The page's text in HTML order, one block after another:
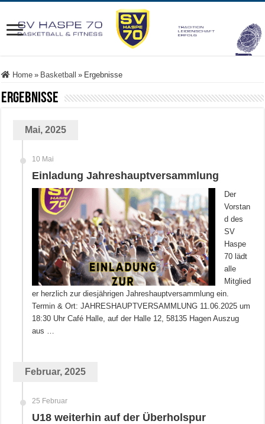
Home » Basketball » Ergebnisse
Ergebnisse
Mai, 2025
10 Mai
Einladung Jahreshauptversammlung
Der
Vorstan
d des
SV
Haspe
70 lädt
alle
Mitglied
er herzlich zur diesjährigen Jahreshauptversammlung ein.
Termin & Ort: JAHRESHAUPTVERSAMMLUNG 11.06.2025 um
18:30 Uhr Café Halle, auf der Halle 12, 58135 Hagen Auszug
aus …
Februar, 2025
25 Februar
U18 weiterhin auf der Überholspur